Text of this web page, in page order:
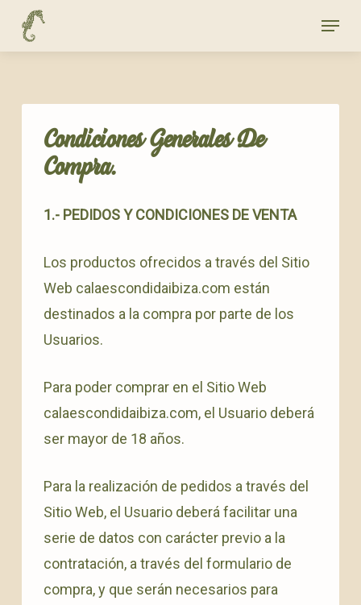
Menu
Condiciones Generales De
Compra.
1.- PEDIDOS Y CONDICIONES DE VENTA
Los productos ofrecidos a través del Sitio
Web calaescondidaibiza.com están
destinados a la compra por parte de los
Usuarios.
Para poder comprar en el Sitio Web
calaescondidaibiza.com, el Usuario deberá
ser mayor de 18 años.
Para la realización de pedidos a través del
Sitio Web, el Usuario deberá facilitar una
serie de datos con carácter previo a la
contratación, a través del formulario de
compra, y que serán necesarios para